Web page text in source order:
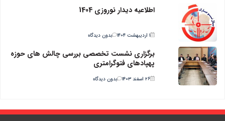
اطلاعیه دیدار نوروزی 1404
۱ اردیبهشت ۱۴۰۴ بدون دیدگاه
برگزاری نشست تخصصی بررسی چالش های حوزه
پهپادهای فتوگرامتری
۲۶ اسفند ۱۴۰۳ بدون دیدگاه